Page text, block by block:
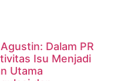
Dalam PR
Isu Menjadi
Utama